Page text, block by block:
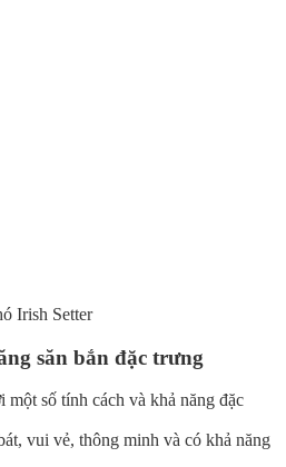
Irish Setter
săn bắn đặc trưng
số tính cách và khả năng đặc
vui vẻ, thông minh và có khả năng